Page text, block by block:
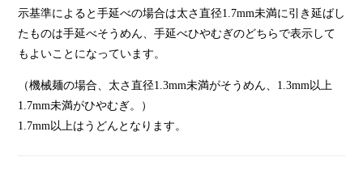
示基準によると手延べの場合は太さ直径1.7mm未満に引き延ばし
たものは手延べそうめん、手延べひやむぎのどちらで表示して
もよいことになっています。
（機械麺の場合、太さ直径1.3mm未満がそうめん、1.3mm以上
1.7mm未満がひやむぎ。）
1.7mm以上はうどんとなります。